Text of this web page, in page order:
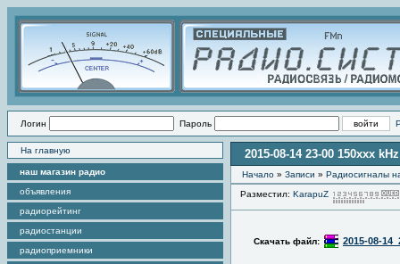
Логин Пароль
На главную
наш магазин радио
объявления
радиорейтинг
радиостанции
радиоприемники
2015-08-14 23-00 150xxx
Начало » Записи » Радиоcигналы
Разместил: KarapuZ
Скачать файл: 2015-08-